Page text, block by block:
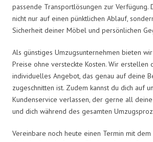
passende Transportlösungen zur Verfügung.
nicht nur auf einen pünktlichen Ablauf,
Sicherheit deiner Möbel und persönlichen
Als günstiges Umzugsunternehmen bieten
Preise ohne versteckte Kosten. Wir erstellen
individuelles Angebot, das genau auf deine
zugeschnitten ist. Zudem kannst du dich auf
Kundenservice verlassen, der gerne all
und dich während des gesamten
Vereinbare noch heute einen Termin mit